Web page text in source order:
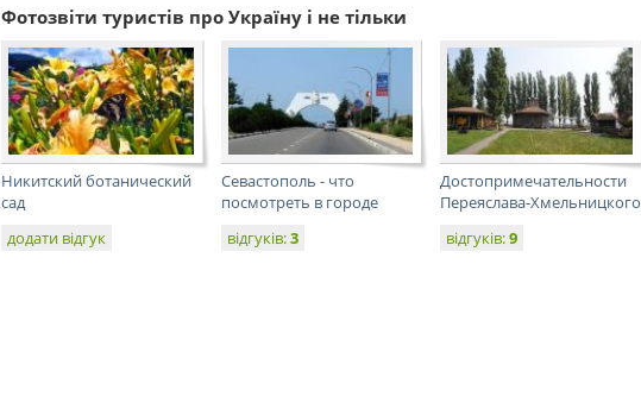
Фотозвіти туристів про Україну і не тільки
Никитский ботанический
сад
додати відгук
Севастополь - что
посмотреть в городе
відгуків:3
Достопримечательности
Переяслава-Хмельницкого
відгуків:9